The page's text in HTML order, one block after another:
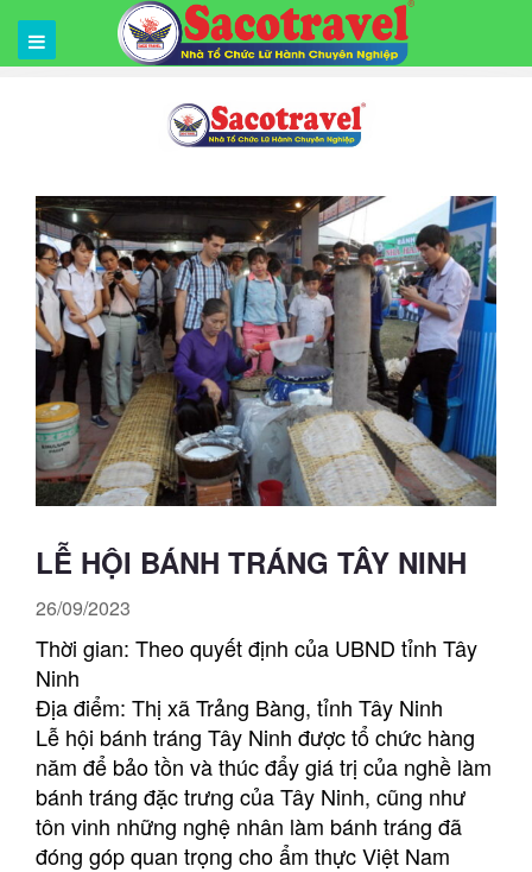
LỄ HỘI BÁNH TRÁNG TÂY NINH
26/09/2023
Thời gian: Theo quyết định của UBND tỉnh Tây
Ninh
Địa điểm: Thị xã Trảng Bàng, tỉnh Tây Ninh
Lễ hội bánh tráng Tây Ninh được tổ chức hàng
năm để bảo tồn và thúc đẩy giá trị của nghề làm
bánh tráng đặc trưng của Tây Ninh, cũng như
tôn vinh những nghệ nhân làm bánh tráng đã
đóng góp quan trọng cho ẩm thực Việt Nam